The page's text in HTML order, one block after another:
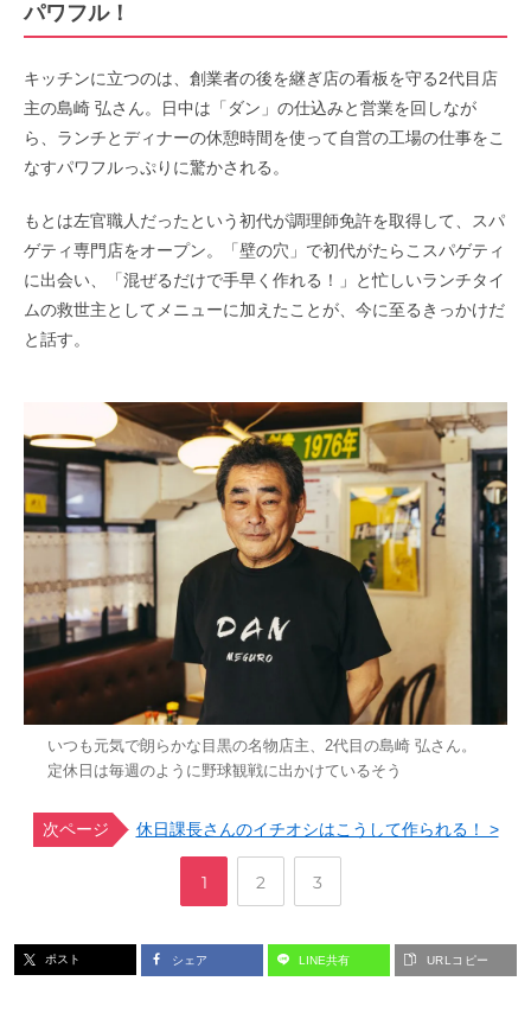
パワフル！
キッチンに立つのは、創業者の後を継ぎ店の看板を守る2代目店
主の島崎 弘さん。日中は「ダン」の仕込みと営業を回しなが
ら、ランチとディナーの休憩時間を使って自営の工場の仕事をこ
なすパワフルっぷりに驚かされる。
もとは左官職人だったという初代が調理師免許を取得して、スパ
ゲティ専門店をオープン。「壁の穴」で初代がたらこスパゲティ
に出会い、「混ぜるだけで手早く作れる！」と忙しいランチタイ
ムの救世主としてメニューに加えたことが、今に至るきっかけだ
と話す。
いつも元気で朗らかな目黒の名物店主、2代目の島崎 弘さん。
定休日は毎週のように野球観戦に出かけているそう
次ページ 休日課長さんのイチオシはこうして作られる！ >
ペ
ジ
1
,
ペ
ジ
2
,
ペ
ジ
3
ポスト シェア LINE共有 URLコピー